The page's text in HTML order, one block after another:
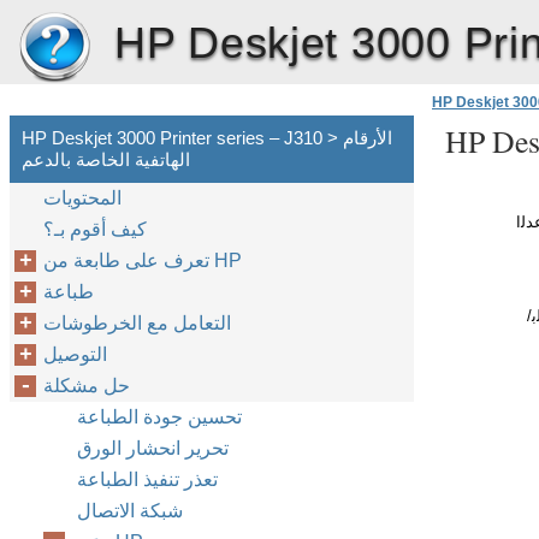
HP Deskjet 3000
HP Deskjet
HP
/
HP Deskjet 3000 Printer series – J310 > الأرقام
الهاتفية الخاصة بالدعم
المحتويات
كيف أقوم بـ؟
تعرف على طابعة من HP
طباعة
التعامل مع الخرطوشات
التوصيل
حل مشكلة
تحسين جودة الطباعة
تحرير انحشار الورق
تعذر تنفيذ الطباعة
شبكة الاتصال